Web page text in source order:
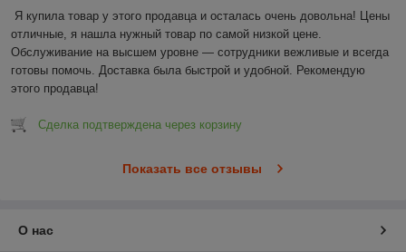
Я купила товар у этого продавца и осталась очень довольна! Цены
отличные, я нашла нужный товар по самой низкой цене.
Обслуживание на высшем уровне — сотрудники вежливые и всегда
готовы помочь. Доставка была быстрой и удобной. Рекомендую
этого продавца!
Сделка подтверждена через корзину
Показать все отзывы
О нас